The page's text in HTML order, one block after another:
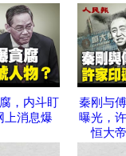
，内斗盯
上消息爆
秦刚与
曝光，
恒大